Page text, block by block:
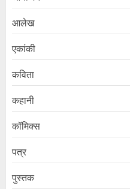
आलेख
एकांकी
कविता
कहानी
कॉमिक्स
पत्र
पुस्तक